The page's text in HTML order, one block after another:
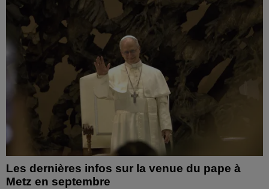
Les dernières infos sur la venue du pape à
Metz en septembre